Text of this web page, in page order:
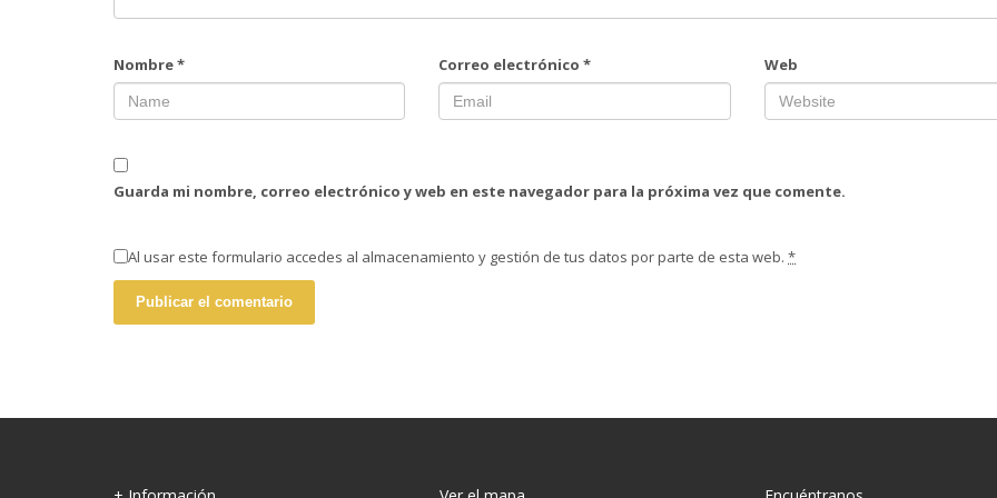
Nombre* Correo electrónico* Web
Guarda mi nombre, correo electrónico y web en este navegador para la próxima vez que comente.
Al usar este formulario accedes al almacenamiento y gestión de tus datos por parte de esta web. *